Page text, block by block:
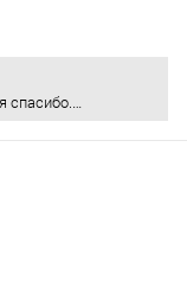
спасибо.…